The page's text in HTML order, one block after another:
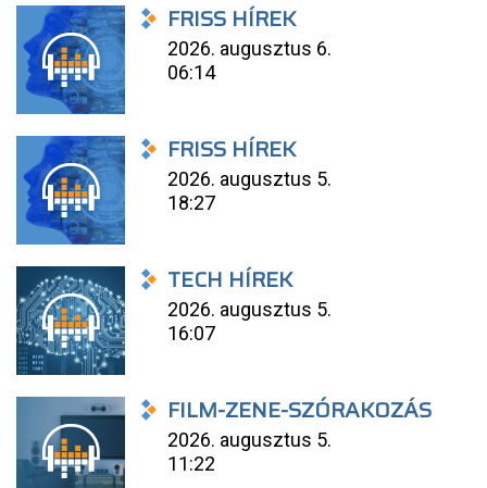
FRISS HÍREK
2026. augusztus 6.
06:14
FRISS HÍREK
2026. augusztus 5.
18:27
TECH HÍREK
2026. augusztus 5.
16:07
FILM-ZENE-SZÓRAKOZÁS
2026. augusztus 5.
11:22